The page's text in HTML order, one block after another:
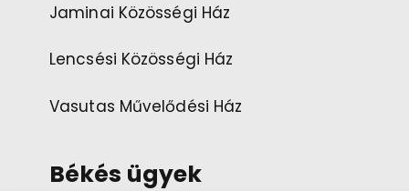
Jaminai Közösségi Ház
Lencsési Közösségi Ház
Vasutas Művelődési Ház
Békés ügyek